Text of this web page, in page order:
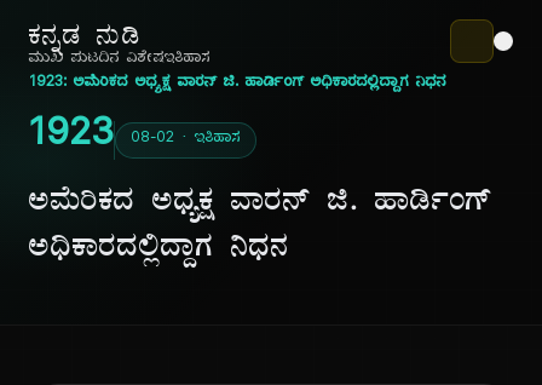
ಕನ್ನಡ ನುಡಿ
ಮುಖ ಪುಟದಿನ ವಿಶೇಷಇತಿಹಾಸ
1923: ಅಮೆರಿಕದ ಅಧ್ಯಕ್ಷ ವಾರನ್ ಜಿ. ಹಾರ್ಡಿಂಗ್ ಅಧಿಕಾರದಲ್ಲಿದ್ದಾಗ ನಿಧನ
1923 08-02 · ಇತಿಹಾಸ
ಅಮೆರಿಕದ ಅಧ್ಯಕ್ಷ ವಾರನ್ ಜಿ. ಹಾರ್ಡಿಂಗ್
ಅಧಿಕಾರದಲ್ಲಿದ್ದಾಗ ನಿಧನ